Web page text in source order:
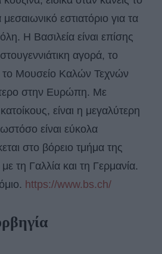
εστιατόριο για τα
Η Βασιλεία είναι επίσης
αγορά, το
το Μουσείο Καλών Τεχνών
στην Ευρώπη. Με
είναι η μεγαλύτερη
είναι εύκολα
στο βόρειο τμήμα της
τη Γαλλία και τη Γερμανία.
https://www.bs.ch/